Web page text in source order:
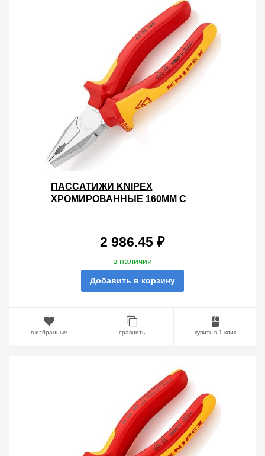
ПАССАТИЖИ KNIPEX
ХРОМИРОВАННЫЕ 160ММ С
РУКОЯТКАМИ VDE 1000V
2 986.45 ₽
в наличии
Добавить в корзину
в избранные сравнить купить в 1 клик